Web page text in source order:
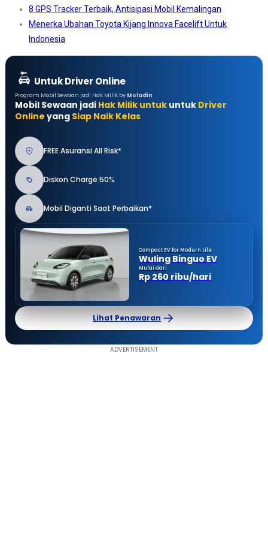
8 GPS Tracker Terbaik, Antisipasi Mobil Kemalingan
Menerka Ubahan Toyota Kijang Innova Facelift Untuk
Indonesia
Untuk Driver Online
Program Mobil Sewaan jadi Hak Milik by Moladin
Mobil Sewaan jadi Hak Milik untuk untuk Driver
Online yang Siap Naik Kelas
FREE Asuransi All Risk*
Diskon Charge 50%
Mobil Diganti Saat Perbaikan*
Compact EV for Modern Life
Wuling Binguo EV
Mulai dari
Rp 260 ribu/hari
Lihat Penawaran